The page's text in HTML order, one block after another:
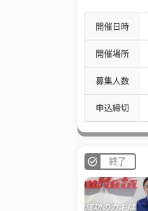
開催日時
開催場所
募集人数
申込締切
終了